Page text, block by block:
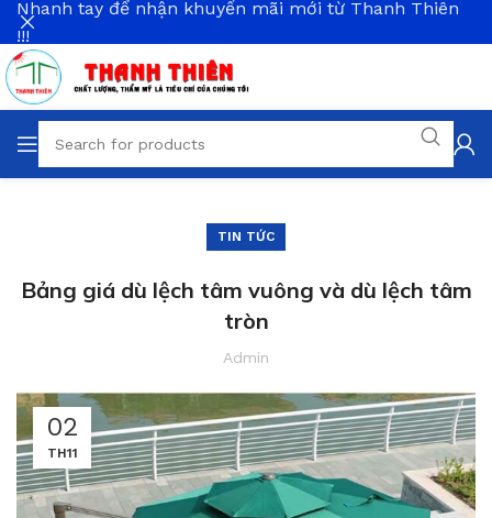
TIN TỨC
Bảng giá dù lệch tâm vuông và dù lệch tâm
tròn
Admin
02
TH11
Nhanh tay để nhận khuyến mãi mới từ Thanh Thiên
!!!